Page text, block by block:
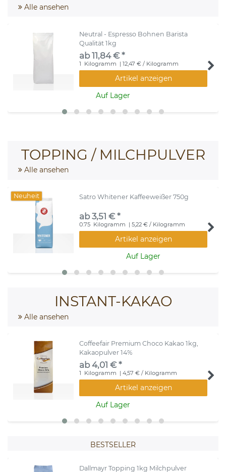
Alle ansehen
Neutral - Espresso Bohnen Barista
Qualität 1kg
ab 11,84 € *
1 Kilogramm | 12,47 € / Kilogramm
Artikel anzeigen
Auf Lager
TOPPING / MILCHPULVER
Alle ansehen
Neuheit Satro Whitener Kaffeeweißer 750g
ab 3,51 € *
0.75 Kilogramm | 5,22 € / Kilogramm
Artikel anzeigen
Auf Lager
INSTANT-KAKAO
Alle ansehen
Coffeefair Premium Choco Kakao 1kg,
Kakaopulver 14%
ab 4,01 € *
1 Kilogramm | 4,57 € / Kilogramm
Artikel anzeigen
Auf Lager
BESTSELLER
Dallmayr Topping 1kg Milchpulver